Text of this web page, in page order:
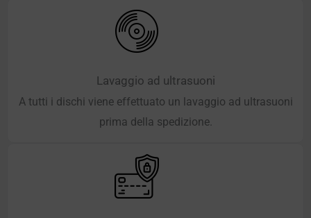
Lavaggio ad ultrasuoni
A tutti i dischi viene effettuato un lavaggio ad ultrasuoni
prima della spedizione.